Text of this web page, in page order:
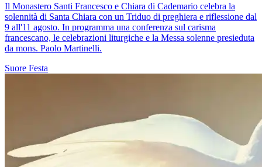
Il Monastero Santi Francesco e Chiara di Cademario celebra la
solennità di Santa Chiara con un Triduo di preghiera e riflessione dal
9 all'11 agosto. In programma una conferenza sul carisma
francescano, le celebrazioni liturgiche e la Messa solenne presieduta
da mons. Paolo Martinelli.
Suore Festa